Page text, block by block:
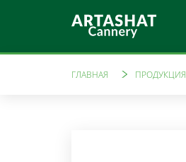
Артфуд
ГЛАВНАЯ ПРОДУКЦИЯ